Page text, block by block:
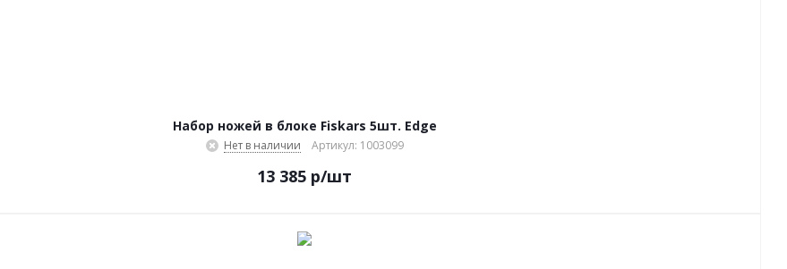
Набор ножей в блоке Fiskars 5шт. Edge
Нет в наличии Артикул: 1003099
13 385 р/шт